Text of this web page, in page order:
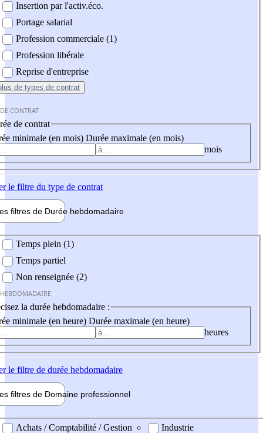
Insertion par l'activ.éco.
Portage salarial
Profession commerciale (1)
Profession libérale
Reprise d'entreprise
de types de contrat
CONTRAT
de contrat
minimale (en mois) Durée maximale (en mois)
mois
le filtre du type de contrat
filtres de Durée hebdomadaire
Temps plein (1)
Temps partiel
Non renseignée (2)
la durée hebdomadaire :
minimale (en heure) Durée maximale (en heure)
heures
le filtre de durée hebdomadaire
filtres de Domaine professionnel
professionel
Achats / Comptabilité / Gestion
Industrie